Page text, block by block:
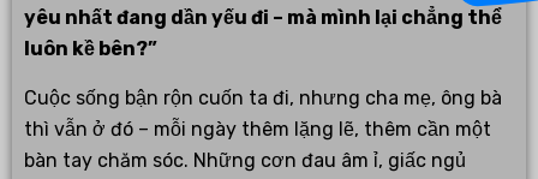
yêu nhất đang dần yếu đi – mà mình lại chẳng thể
luôn kề bên?”
Cuộc sống bận rộn cuốn ta đi, nhưng cha mẹ, ông bà
thì vẫn ở đó – mỗi ngày thêm lặng lẽ, thêm cần một
bàn tay chăm sóc. Những cơn đau âm ỉ, giấc ngủ